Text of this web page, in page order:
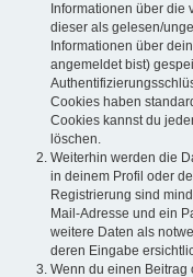
Informationen über die
dieser als gelesen/
Informationen über
angemeldet bist)
Cookies haben
Cookies kannst du
löschen.
Weiterhin werden die
in deinem Profil oder
Registrierung sind
Mail-Adresse und ein
weitere Daten als
deren Eingabe
Wenn du einen Beitrag